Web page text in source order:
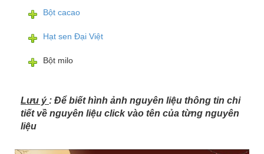
Bột cacao
Hạt sen Đại Việt
Bột milo
Lưu ý : Để biết hình ảnh nguyên liệu thông tin chi
tiết về nguyên liệu click vào tên của từng nguyên
liệu